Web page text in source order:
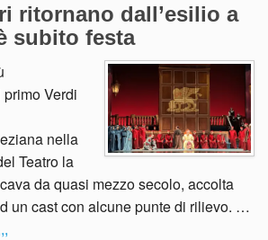
ritornano dall’esilio a
subito festa
Verdi
nella
Teatro la
da quasi mezzo secolo, accolta
un cast con alcune punte di rilievo. …